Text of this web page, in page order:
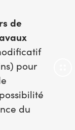
de
pour
du